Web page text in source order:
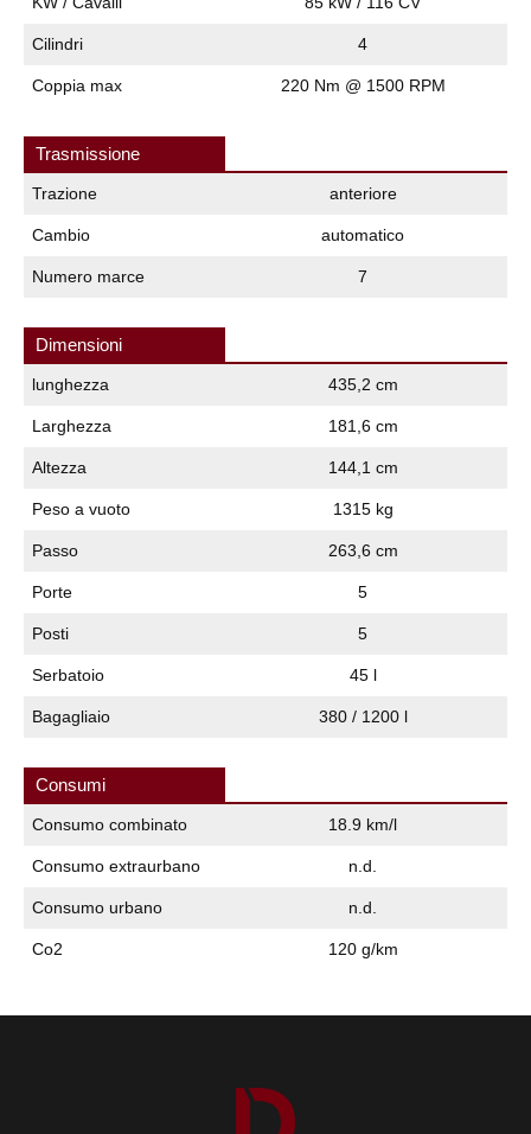
Cilindri 4
Coppia max 220 Nm @ 1500 RPM
Trasmissione
Trazione anteriore
Cambio automatico
Numero marce 7
Dimensioni
lunghezza 435,2 cm
Larghezza 181,6 cm
Altezza 144,1 cm
Peso a vuoto 1315 kg
Passo 263,6 cm
Porte 5
Posti 5
Serbatoio 45 l
Bagagliaio 380 / 1200 l
Consumi
Consumo combinato 18.9 km/l
Consumo extraurbano n.d.
Consumo urbano n.d.
Co2 120 g/km